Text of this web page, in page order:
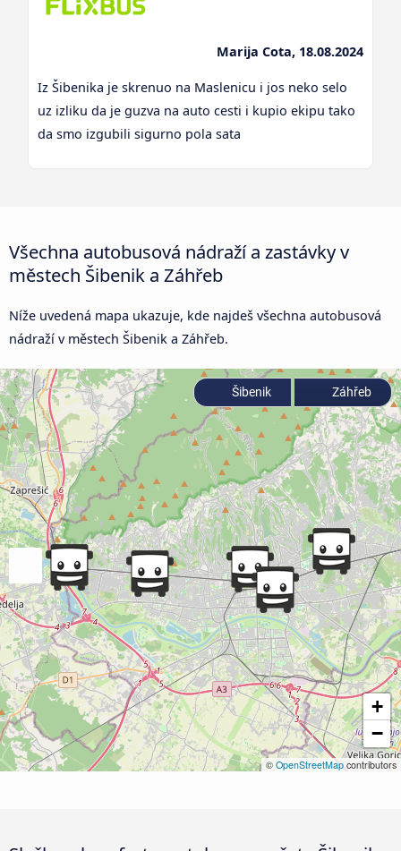
Marija Cota, 18.08.2024
Iz Šibenika je skrenuo na Maslenicu i jos neko selo
uz izliku da je guzva na auto cesti i kupio ekipu tako
da smo izgubili sigurno pola sata
Všechna autobusová nádraží a zastávky v
městech Šibenik a Záhřeb
Níže uvedená mapa ukazuje, kde najdeš všechna autobusová
nádraží v městech Šibenik a Záhřeb.
+
−
© OpenStreetMap contributors
Šibenik Záhřeb